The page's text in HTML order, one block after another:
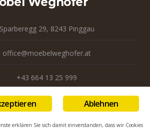
Sparberegg 29, 8243 Pinggau
office@moebelweghofer.at
+43 664 13 25 999
+43 3339 23 121 Ablehnen
erklären Sie sich damit einverstanden, dass wir Cookies